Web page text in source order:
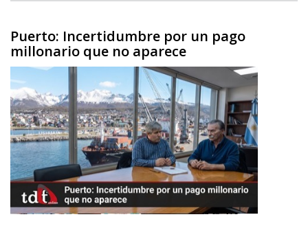
Puerto: Incertidumbre por un pago
millonario que no aparece